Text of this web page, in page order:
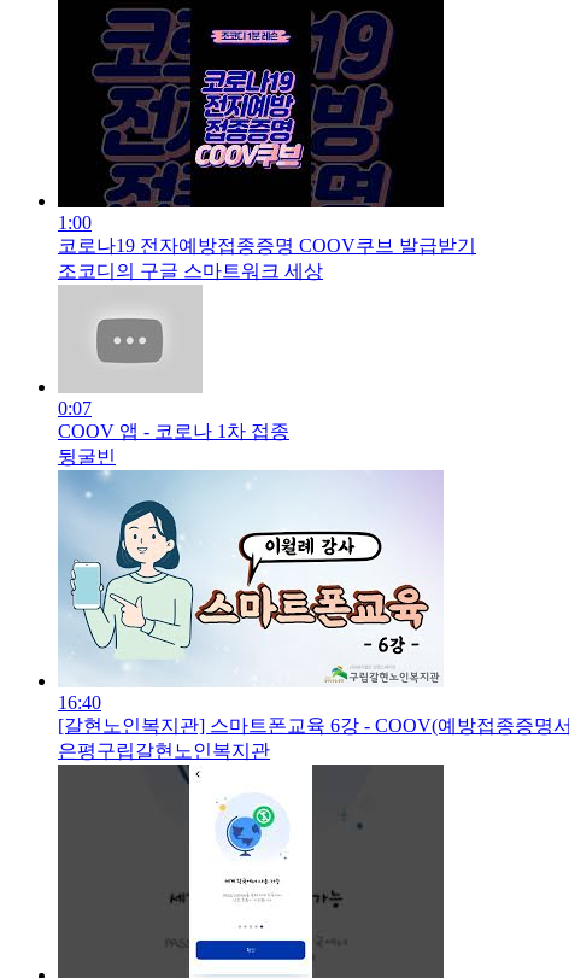
1:00
코로나19 전자예방접종증명 COOV쿠브 발급받기
조코디의 구글 스마트워크 세상
0:07
COOV 앱 - 코로나 1차 접종
뒹굴빈
16:40
[갈현노인복지관] 스마트폰교육 6강 - COOV(예방접종증명
은평구립갈현노인복지관